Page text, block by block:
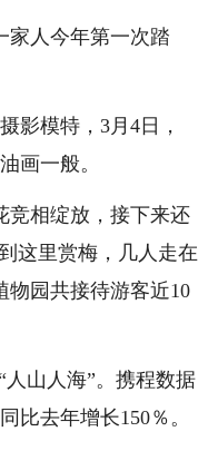
家人今年第一次踏
影模特，3月4日，
画一般。
竞相绽放，接下来还
这里赏梅，几人走在
物园共接待游客近10
山人海”。携程数据
比去年增长150％。